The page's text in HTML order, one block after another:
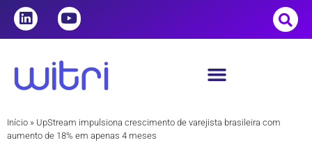
Início » UpStream impulsiona crescimento de varejista brasileira com
aumento de 18% em apenas 4 meses